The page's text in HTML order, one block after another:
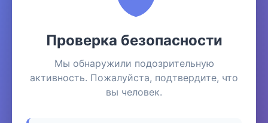
Проверка безопасности
Мы обнаружили подозрительную
активность. Пожалуйста, подтвердите, что
вы человек.